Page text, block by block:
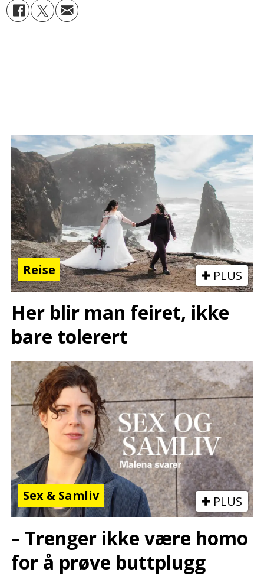
Reise PLUS
Her blir man feiret, ikke
bare tolerert
Sex & Samliv PLUS
– Trenger ikke være homo
for å prøve buttplugg